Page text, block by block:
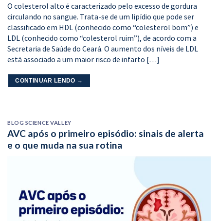
O colesterol alto é caracterizado pelo excesso de gordura
circulando no sangue. Trata-se de um lipídio que pode ser
classificado em HDL (conhecido como “colesterol bom”) e
LDL (conhecido como “colesterol ruim”), de acordo com a
Secretaria de Saúde do Ceará. O aumento dos níveis de LDL
está associado a um maior risco de infarto […]
CONTINUAR LENDO →
BLOG SCIENCE VALLEY
AVC após o primeiro episódio: sinais de alerta
e o que muda na sua rotina